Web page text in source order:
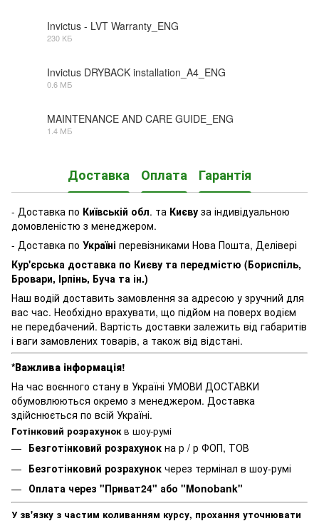
Invictus - LVT Warranty_ENG
230 КБ
Invictus DRYBACK installation_A4_ENG
0.6 МБ
MAINTENANCE AND CARE GUIDE_ENG
1.4 МБ
Доставка Оплата Гарантія
- Доставка по Київській обл. та Києву за індивідуальною
домовленістю з менеджером.
- Доставка по Україні перевізниками Нова Пошта, Делівері
Кур'єрська доставка по Києву та передмістю (Бориспіль,
Бровари, Ірпінь, Буча та ін.)
Наш водій доставить замовлення за адресою у зручний для
вас час. Необхідно врахувати, що підйом на поверх водієм
не передбачений. Вартість доставки залежить від габаритів
і ваги замовлених товарів, а також від відстані.
*Важлива інформація!
На час воєнного стану в Україні УМОВИ ДОСТАВКИ
обумовлюються окремо з менеджером. Доставка
здійснюється по всій Україні.
Готінковий розрахунокв шоу-румі
Безготінковий розрахунок на р / р ФОП, ТОВ
Безготінковий розрахунок через термінал в шоу-румі
Оплата через "Приват24" або "Monobank"
У зв'язку з частим коливанням курсу, прохання уточнювати